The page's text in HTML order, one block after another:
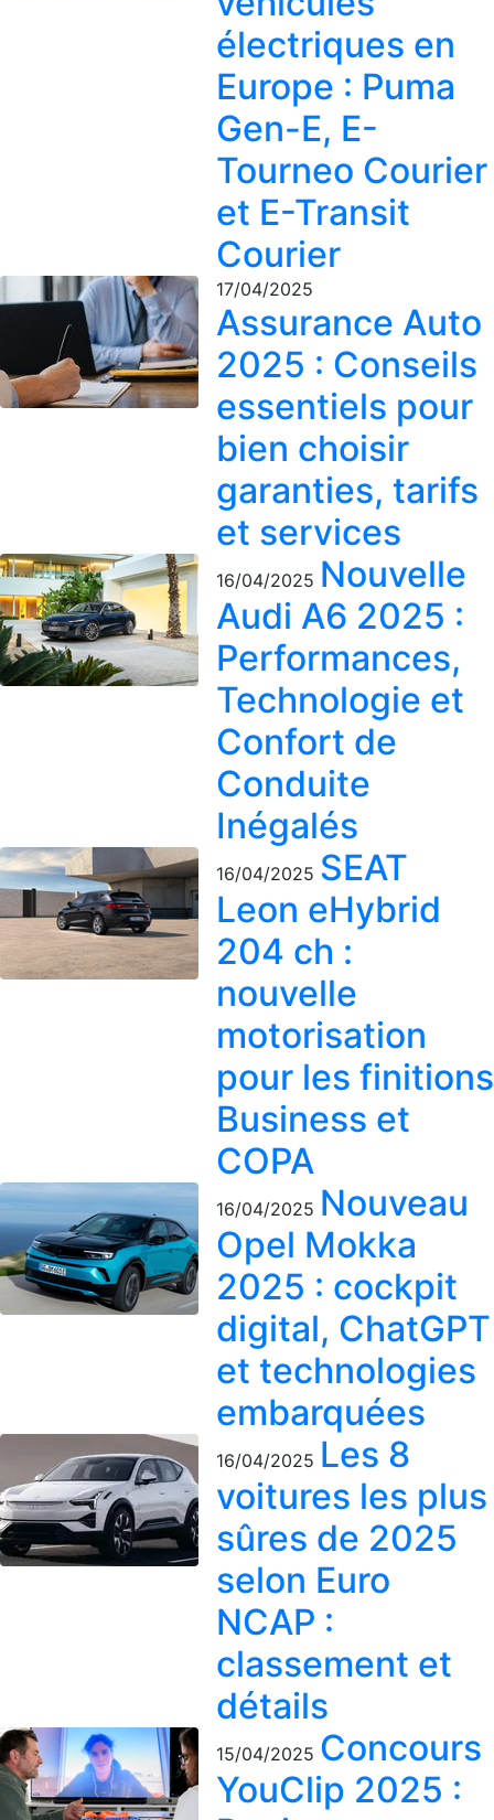
électriques en
Europe : Puma
Gen-E, E-
Tourneo Courier
et E-Transit
Courier
17/04/2025
Assurance Auto
2025 : Conseils
essentiels pour
bien choisir
garanties, tarifs
et services
16/04/2025 Nouvelle
Audi A6 2025 :
Performances,
Technologie et
Confort de
Conduite
Inégalés
16/04/2025 SEAT
Leon eHybrid
204 ch :
nouvelle
motorisation
pour les finitions
Business et
COPA
16/04/2025 Nouveau
Opel Mokka
2025 : cockpit
digital, ChatGPT
et technologies
embarquées
16/04/2025 Les 8
voitures les plus
sûres de 2025
selon Euro
NCAP :
classement et
détails
15/04/2025 Concours
YouClip 2025 :